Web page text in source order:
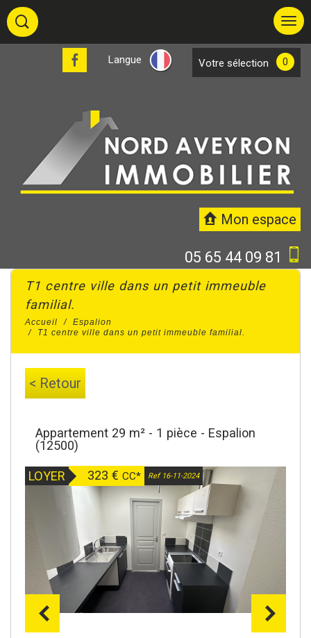
Langue votre sélection 0
Mon espace
05 65 44 09 81
t1 centre ville dans un petit immeuble
familial.
Accueil
Espalion
T1 centre ville dans un petit immeuble familial.
< Retour
Appartement 29 m² - 1 pièce - Espalion
(12500)
LOYER 323 € CC* Ref 16-11-2024